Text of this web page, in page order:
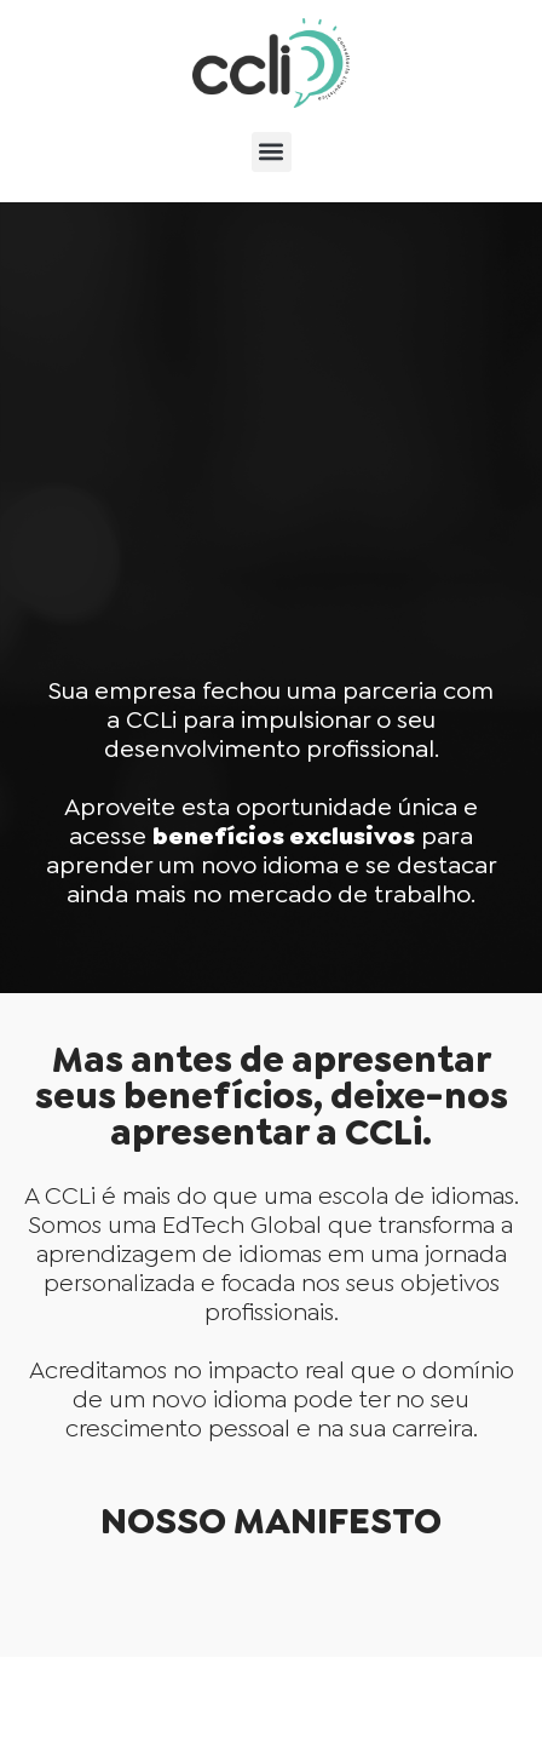
Sua empresa fechou uma parceria com
a CCLi para impulsionar o seu
desenvolvimento profissional.
Aproveite esta oportunidade única e
acesse benefícios exclusivos para
aprender um novo idioma e se destacar
ainda mais no mercado de trabalho.
Mas antes de apresentar
seus benefícios, deixe-nos
apresentar a CCLi.
A CCLi é mais do que uma escola de idiomas.
Somos uma EdTech Global que transforma a
aprendizagem de idiomas em uma jornada
personalizada e focada nos seus objetivos
profissionais.
Acreditamos no impacto real que o domínio
de um novo idioma pode ter no seu
crescimento pessoal e na sua carreira.
NOSSO MANIFESTO